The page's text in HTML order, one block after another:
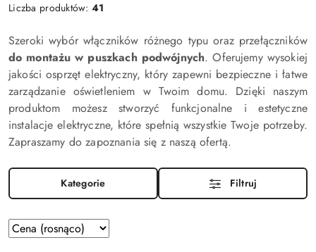
Liczba produktów:41
Szeroki wybór włączników różnego typu oraz przełączników
do montażu w puszkach podwójnych. Oferujemy wysokiej
jakości osprzęt elektryczny, który zapewni bezpieczne i łatwe
zarządzanie oświetleniem w Twoim domu. Dzięki naszym
produktom możesz stworzyć funkcjonalne i estetyczne
instalacje elektryczne, które spełnią wszystkie Twoje potrzeby.
Zapraszamy do zapoznania się z naszą ofertą.
Kategorie Filtruj
Zastosowano
sortowanie:
Sortuj
według